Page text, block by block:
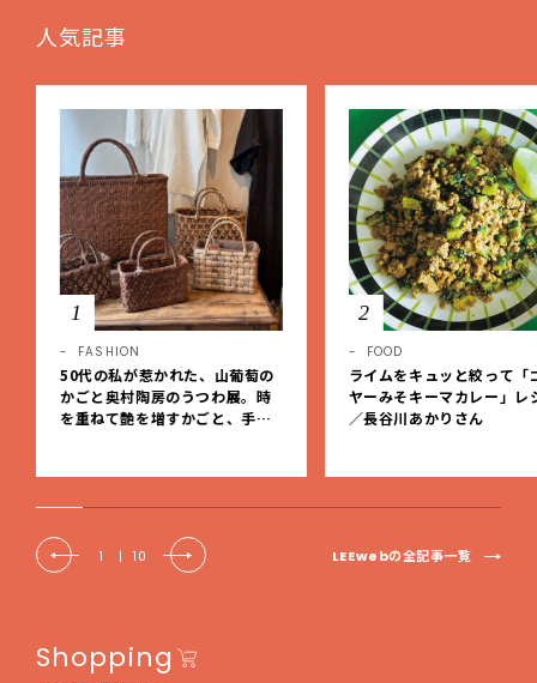
人気記事
1
FASHION
50代の私が惹かれた、山葡萄の
かごと奥村陶房のうつわ展。時
を重ねて艶を増すかごと、手仕
2
FOOD
ライムをキュッと絞って「
ヤーみそキーマカレー」レ
／長谷川あかりさん
1 | 10 LEEwebの全記事一覧
Shopping